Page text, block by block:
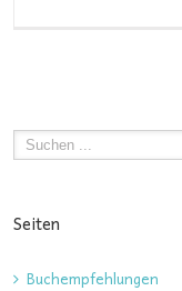
Seiten
Buchempfehlungen